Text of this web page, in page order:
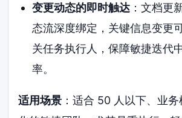
变更动态的即时触达：文档更
态流深度绑定，关键信息变更
关任务执行人，保障敏捷迭代
率。
适用场景 ：适合 50 人以下、业